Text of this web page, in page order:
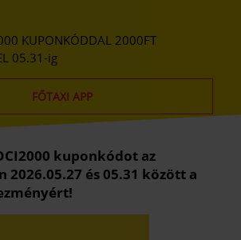
KUPONKÓDDAL 2000FT
05.31-ig
FŐTAXI APP
kuponkódot az
2026.05.27 és 05.31 között a